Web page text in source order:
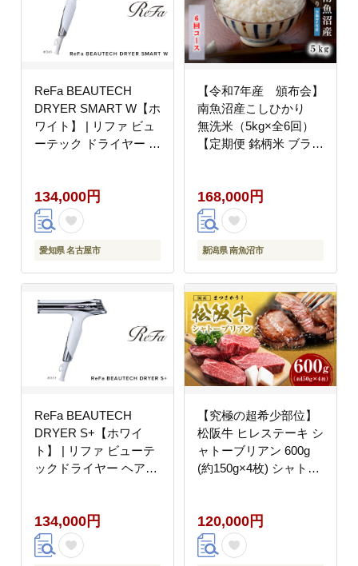
ReFa BEAUTECH
DRYER SMART W【ホ
ワイト】 | リファ ビュ
ーテック ドライヤー ス
海外対応 折り畳み コン
パクト 軽量 速乾 大風
量 ヘアケア 人気 おす
すめ
134,000円
愛知県 名古屋市
【令和7年産 頒布会】
南魚沼産こしひかり
無洗米（5kg×全6回）
【定期便 銘柄米 ブラン
米 新潟県産 産地直送
ご飯 御飯 ごはん お米
米 こめ コメ】
168,000円
新潟県 南魚沼市
ReFa BEAUTECH
DRYER S+【ホワイ
ト】 | リファ ビューテ
ックドライヤー ヘアケ
容師 人気 おすすめ ギ
フト 軽量 コンパクト
痛まない 折り畳み 大風
134,000円
【究極の超希少部位】
松阪牛 ヒレステーキ シ
ャトーブリアン 600g
(約150g×4枚) シャトー
牛 国産牛 松阪牛 松坂
牛 ステーキ ヒレ シャ
トーブリアン 牛肉 ステ
120,000円